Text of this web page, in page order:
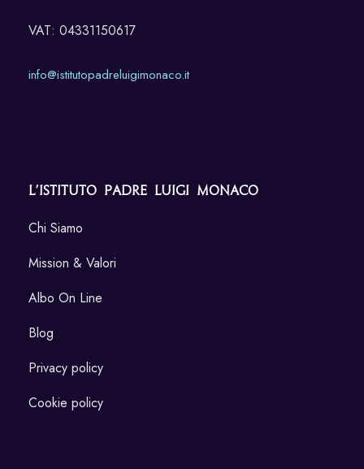
VAT: 04331150617
info@istitutopadreluigimonaco.it
L’Istituto Padre Luigi Monaco
Chi Siamo
Mission & Valori
Albo On Line
Blog
Privacy policy
Cookie policy